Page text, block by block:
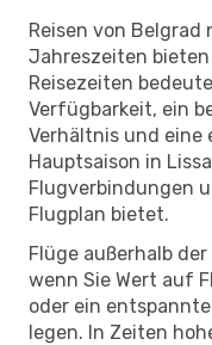
Reisen von Belgrad
Jahreszeiten
Reisezeiten
Verfügbarkeit, ein
Verhältnis und eine
Hauptsaison in
Flugverbindungen
Flugplan bietet.
Flüge außerhalb
wenn Sie Wert auf
oder ein
legen. In Zeiten